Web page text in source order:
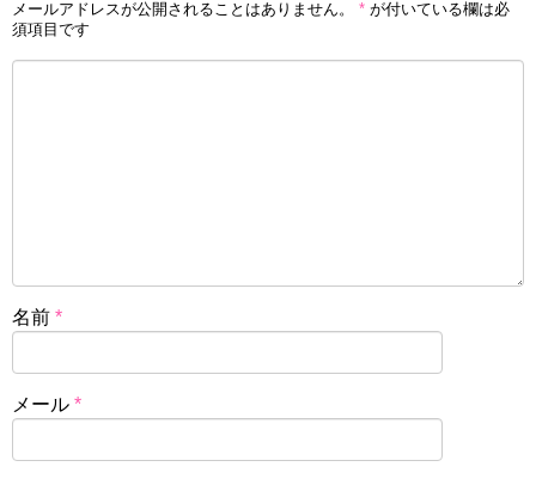
メールアドレスが公開されることはありません。 * が付いている欄は必
須項目です
名前 *
メール *